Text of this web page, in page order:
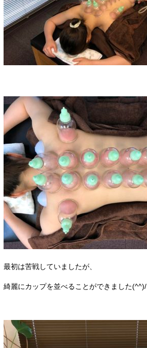
最初は苦戦していましたが、
綺麗にカップを並べることができました(^^)/